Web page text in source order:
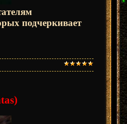
подчеркивает